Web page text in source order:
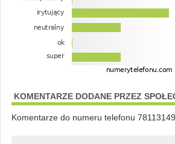
KOMENTARZE DODANE PRZEZ
Komentarze do numeru telefonu